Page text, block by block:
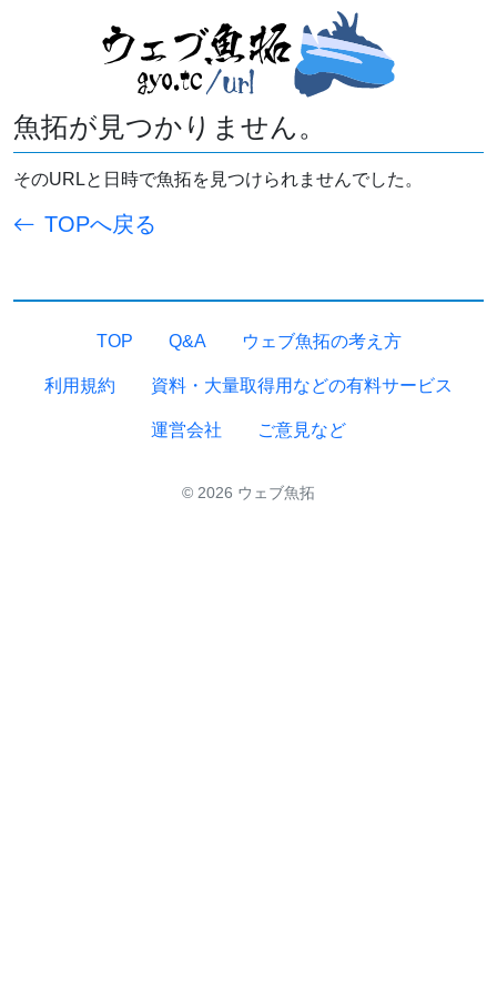
魚拓が見つかりません。
そのURLと日時で魚拓を見つけられませんでした。
TOPへ戻る
TOP Q&A ウェブ魚拓の考え方
利用規約 資料・大量取得用などの有料サービス
運営会社 ご意見など
© 2026 ウェブ魚拓